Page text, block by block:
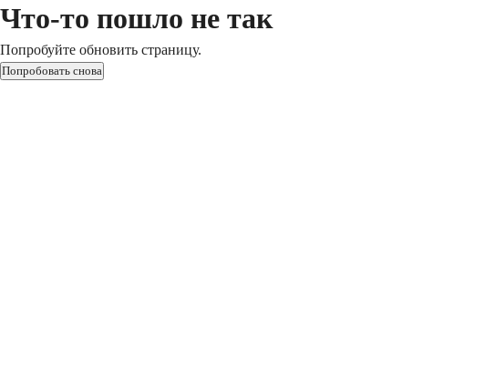
Что-то пошло не так
Попробуйте обновить страницу.
Попробовать снова